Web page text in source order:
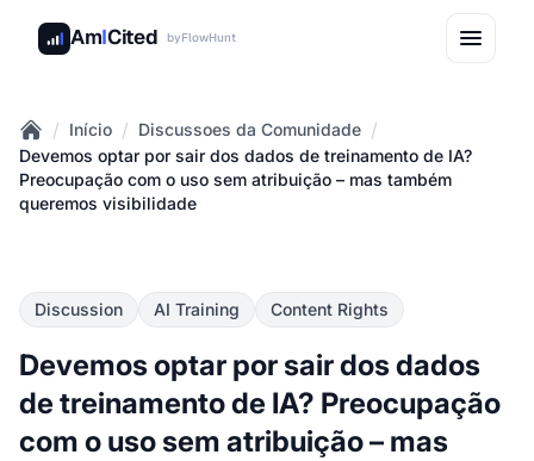
AmICited byFlowHunt
Home
/ Início / Discussoes da Comunidade /
Devemos optar por sair dos dados de treinamento de IA?
Preocupação com o uso sem atribuição – mas também
queremos visibilidade
Discussion AI Training Content Rights
Devemos optar por sair dos dados
de treinamento de IA? Preocupação
com o uso sem atribuição – mas